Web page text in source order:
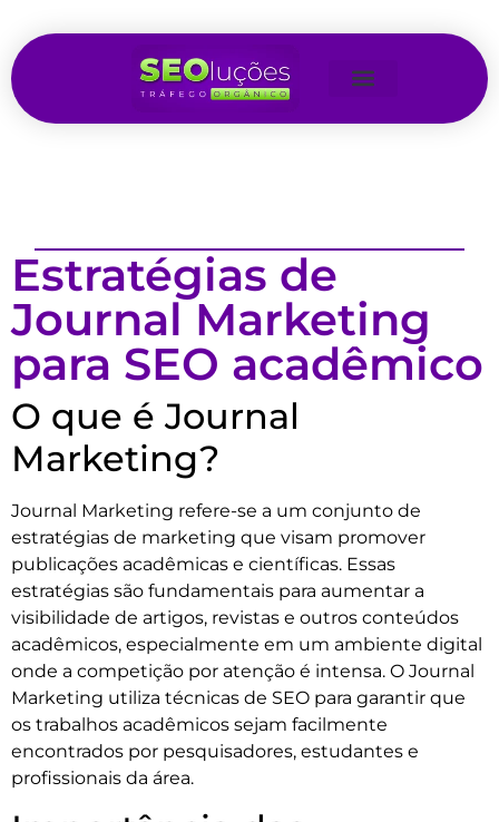
Estratégias de
Journal Marketing
para SEO acadêmico
O que é Journal
Marketing?
Journal Marketing refere-se a um conjunto de
estratégias de marketing que visam promover
publicações acadêmicas e científicas. Essas
estratégias são fundamentais para aumentar a
visibilidade de artigos, revistas e outros conteúdos
acadêmicos, especialmente em um ambiente digital
onde a competição por atenção é intensa. O Journal
Marketing utiliza técnicas de SEO para garantir que
os trabalhos acadêmicos sejam facilmente
encontrados por pesquisadores, estudantes e
profissionais da área.